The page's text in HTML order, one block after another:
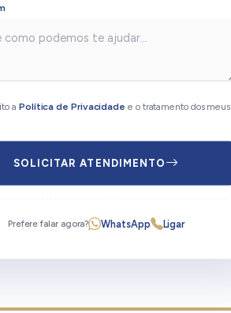
a Política de Privacidade e o tratamento dos meus
SOLICITAR ATENDIMENTO
Prefere falar agora? WhatsApp Ligar